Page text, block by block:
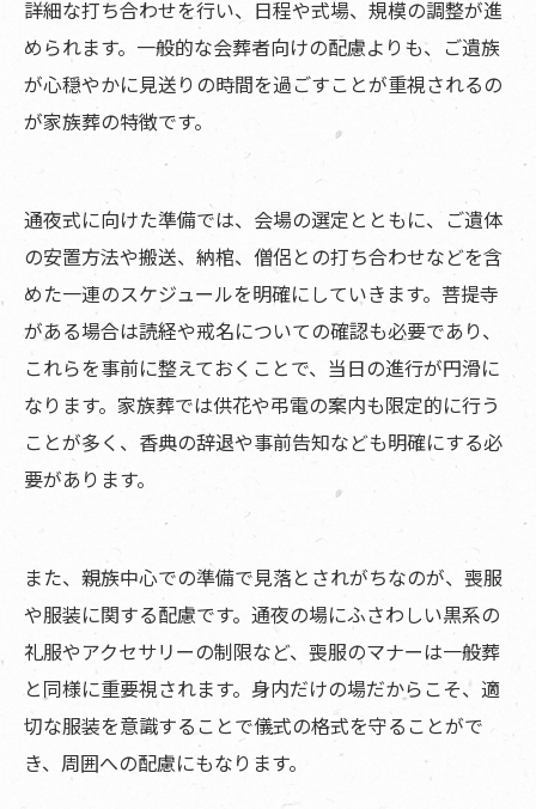
詳細な打ち合わせを行い、日程や式場、規模の調整が進
められます。一般的な会葬者向けの配慮よりも、ご遺族
が心穏やかに見送りの時間を過ごすことが重視されるの
が家族葬の特徴です。
通夜式に向けた準備では、会場の選定とともに、ご遺体
の安置方法や搬送、納棺、僧侶との打ち合わせなどを含
めた一連のスケジュールを明確にしていきます。菩提寺
がある場合は読経や戒名についての確認も必要であり、
これらを事前に整えておくことで、当日の進行が円滑に
なります。家族葬では供花や弔電の案内も限定的に行う
ことが多く、香典の辞退や事前告知なども明確にする必
要があります。
また、親族中心での準備で見落とされがちなのが、喪服
や服装に関する配慮です。通夜の場にふさわしい黒系の
礼服やアクセサリーの制限など、喪服のマナーは一般葬
と同様に重要視されます。身内だけの場だからこそ、適
切な服装を意識することで儀式の格式を守ることがで
き、周囲への配慮にもなります。